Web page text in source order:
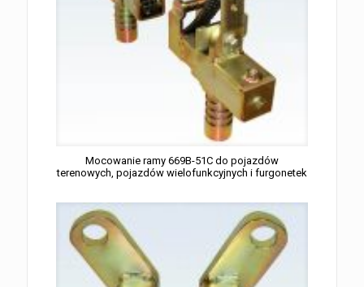
Mocowanie ramy 669B-51C do pojazdów
terenowych, pojazdów wielofunkcyjnych i furgonetek